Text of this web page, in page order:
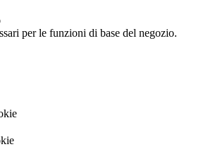
per le funzioni di base del negozio.